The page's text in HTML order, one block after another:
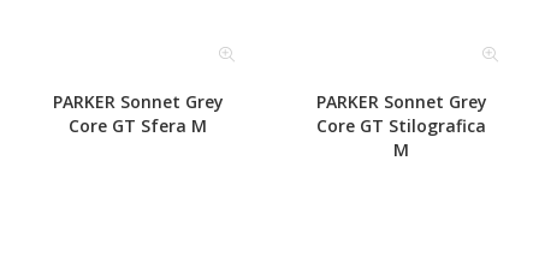
PARKER Sonnet Grey
Core GT Sfera M
PARKER Sonnet Grey
Core GT Stilografica
M